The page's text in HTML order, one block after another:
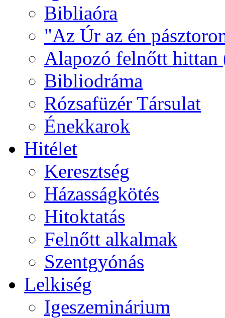
Bibliaóra
"Az Úr az én
Alapozó felnőtt hittan
Bibliodráma
Rózsafüzér Társulat
Énekkarok
Hitélet
Keresztség
Házasságkötés
Hitoktatás
Felnőtt alkalmak
Szentgyónás
Lelkiség
Igeszeminárium